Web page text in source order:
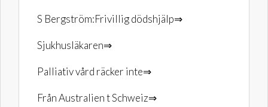
S Bergström:Frivillig dödshjälp⇒
Sjukhusläkaren⇒
Palliativ vård räcker inte⇒
Från Australien t Schweiz⇒